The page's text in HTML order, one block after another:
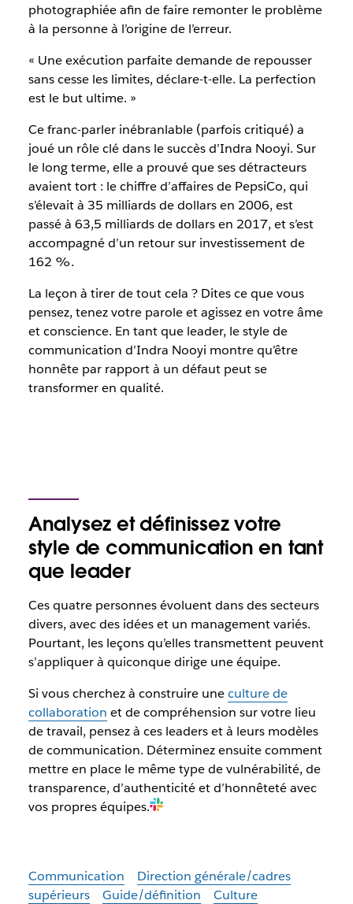
photographiée afin de faire remonter le problème
à la personne à l’origine de l’erreur.
« Une exécution parfaite demande de repousser
sans cesse les limites, déclare-t-elle. La perfection
est le but ultime. »
Ce franc-parler inébranlable (parfois critiqué) a
joué un rôle clé dans le succès d’Indra Nooyi. Sur
le long terme, elle a prouvé que ses détracteurs
avaient tort : le chiffre d’affaires de PepsiCo, qui
s’élevait à 35 milliards de dollars en 2006, est
passé à 63,5 milliards de dollars en 2017, et s’est
accompagné d’un retour sur investissement de
162 %.
La leçon à tirer de tout cela ? Dites ce que vous
pensez, tenez votre parole et agissez en votre âme
et conscience. En tant que leader, le style de
communication d’Indra Nooyi montre qu’être
honnête par rapport à un défaut peut se
transformer en qualité.
Analysez et définissez votre
style de communication en tant
que leader
Ces quatre personnes évoluent dans des secteurs
divers, avec des idées et un management variés.
Pourtant, les leçons qu’elles transmettent peuvent
s’appliquer à quiconque dirige une équipe.
Si vous cherchez à construire uneculture de
collaboration et de compréhension sur votre lieu
de travail, pensez à ces leaders et à leurs modèles
de communication. Déterminez ensuite comment
mettre en place le même type de vulnérabilité, de
transparence, d’authenticité et d’honnêteté avec
vos propres équipes.
Communication
Direction générale/cadres
supérieurs
Guide/définition
Culture